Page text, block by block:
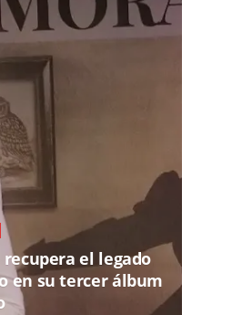
el legado
en su tercer álbum